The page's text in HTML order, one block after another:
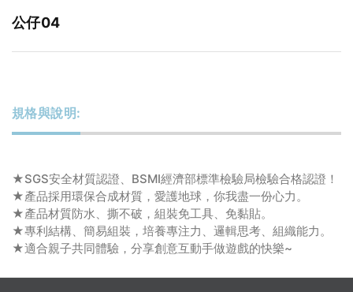
公仔04
規格與說明:
★SGS安全材質認證、BSMI經濟部標準檢驗局檢驗合格認證！
★產品採用環保合成材質，愛護地球，你我盡一份心力。
★產品材質防水、撕不破，組裝免工具、免黏貼。
★專利結構、簡易組裝，培養專注力、邏輯思考、組織能力。
★適合親子共同體驗，分享創意互動手做遊戲的快樂~